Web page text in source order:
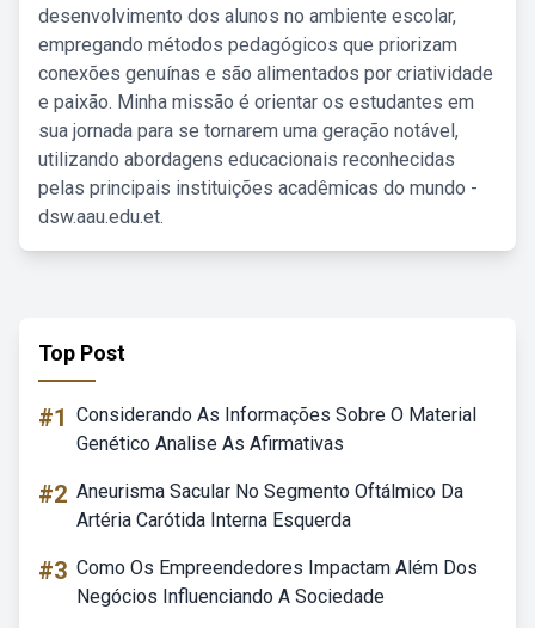
desenvolvimento dos alunos no ambiente escolar,
empregando métodos pedagógicos que priorizam
conexões genuínas e são alimentados por criatividade
e paixão. Minha missão é orientar os estudantes em
sua jornada para se tornarem uma geração notável,
utilizando abordagens educacionais reconhecidas
pelas principais instituições acadêmicas do mundo -
dsw.aau.edu.et.
Top Post
#1 Considerando As Informações Sobre O Material
Genético Analise As Afirmativas
#2 Aneurisma Sacular No Segmento Oftálmico Da
Artéria Carótida Interna Esquerda
#3 Como Os Empreendedores Impactam Além Dos
Negócios Influenciando A Sociedade